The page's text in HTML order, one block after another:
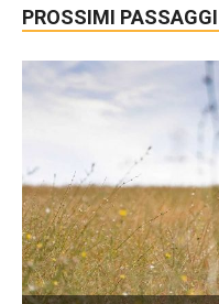
PROSSIMI PASSAGGI